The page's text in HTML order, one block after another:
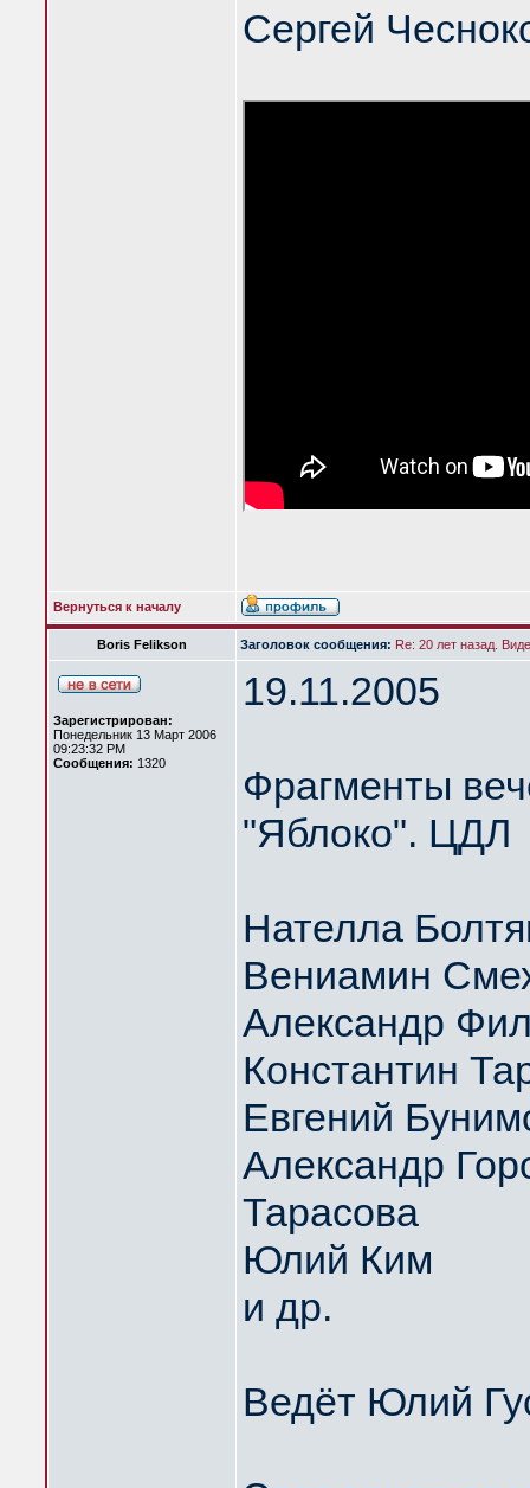
Сергей
Вернуться к началу
Boris Felikson Заголовок сообщения: Re: 20 лет назад.
Зарегистрирован:
Понедельник 13 Март 2006
09:23:32 PM
Сообщения: 1320
19.11.2005
Фрагменты
"Яблоко". ЦДЛ
Нателла
Вениамин
Александр
Константин
Евгений
Александр
Тарасова
Юлий Ким
и др.
Ведёт Юлий